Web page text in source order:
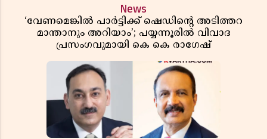
News
‘വേണമെങ്കിൽ പാർട്ടിക്ക് ഷെഡിൻ്റെ അടിത്തറ
മാന്താനും അറിയാം’; പയ്യന്നൂരിൽ വിവാദ
പ്രസംഗവുമായി കെ കെ രാഗേഷ്